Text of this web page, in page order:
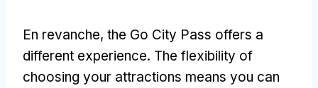
En revanche, the Go City Pass offers a
different experience. The flexibility of
choosing your attractions means you can